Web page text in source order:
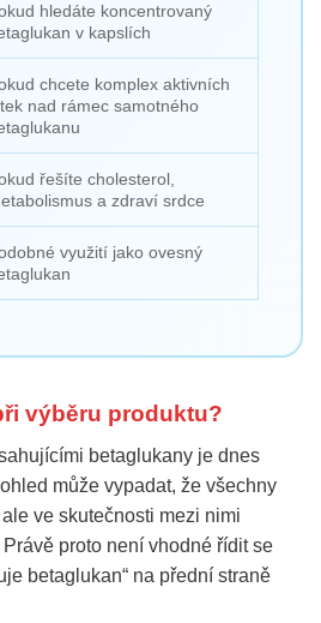
hledáte koncentrovaný
v kapslích
chcete komplex aktivních
nad rámec samotného
řešíte cholesterol,
a zdraví srdce
využití jako ovesný
výběru produktu?
betaglukany je dnes
může vypadat, že všechny
ve skutečnosti mezi nimi
proto není vhodné řídit se
betaglukan“ na přední straně